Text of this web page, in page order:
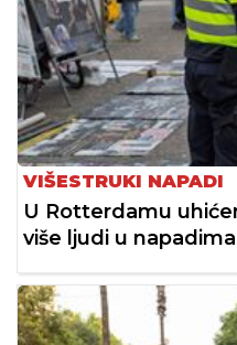
VIŠESTRUKI NAPADI
U Rotterdamu
više ljudi u